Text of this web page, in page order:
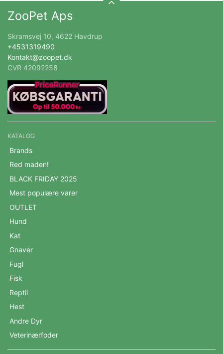
ZooPet Aps
Skramsvej 10, 4622 Havdrup
+4531319490
Kontakt@zoopet.dk
CVR 42092258
KATALOG
Brands
Red maden!
BLACK FRIDAY 2025
Mest populære varer
OUTLET
Hund
Kat
Gnaver
Fugl
Fisk
Reptil
Hest
Andre Dyr
Veterinærfoder